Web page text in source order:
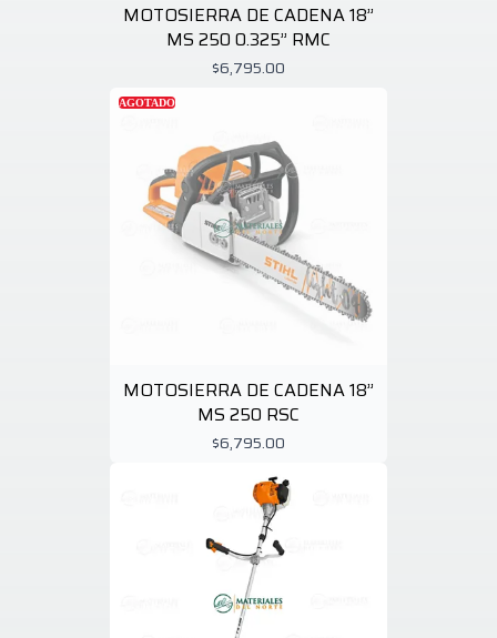
MOTOSIERRA DE CADENA 18”
MS 250 0.325” RMC
$6,795.00
AGOTADO
MOTOSIERRA DE CADENA 18”
MS 250 RSC
$6,795.00